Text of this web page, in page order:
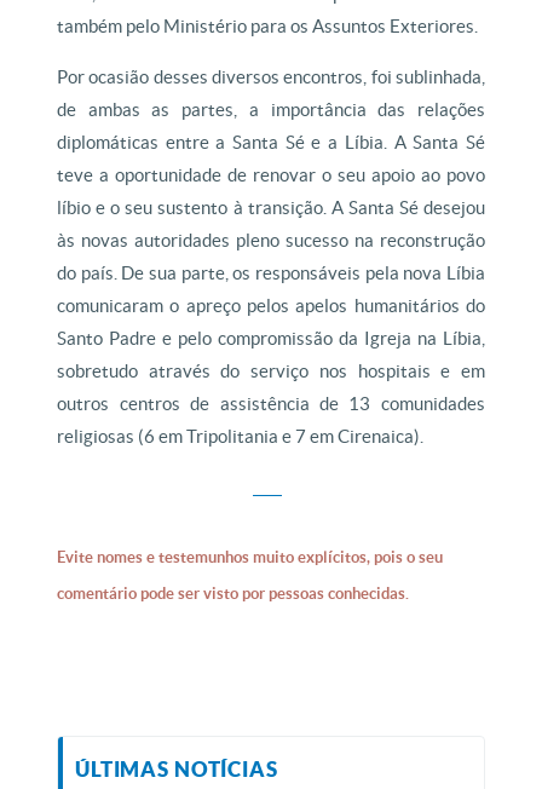
também pelo Ministério para os Assuntos Exteriores.
Por ocasião desses diversos encontros, foi sublinhada,
de ambas as partes, a importância das relações
diplomáticas entre a Santa Sé e a Líbia. A Santa Sé
teve a oportunidade de renovar o seu apoio ao povo
líbio e o seu sustento à transição. A Santa Sé desejou
às novas autoridades pleno sucesso na reconstrução
do país. De sua parte, os responsáveis pela nova Líbia
comunicaram o apreço pelos apelos humanitários do
Santo Padre e pelo compromissão da Igreja na Líbia,
sobretudo através do serviço nos hospitais e em
outros centros de assistência de 13 comunidades
religiosas (6 em Tripolitania e 7 em Cirenaica).
Evite nomes e testemunhos muito explícitos, pois o seu
comentário pode ser visto por pessoas conhecidas.
ÚLTIMAS NOTÍCIAS